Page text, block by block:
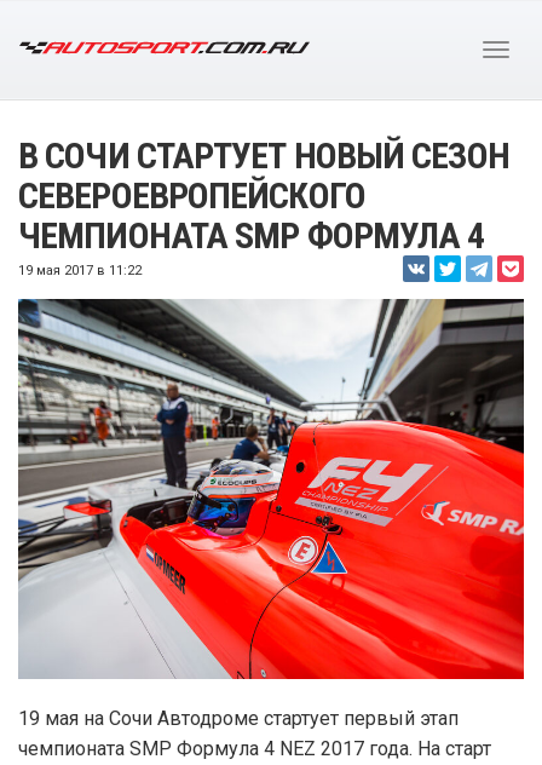
В СОЧИ СТАРТУЕТ НОВЫЙ СЕЗОН
СЕВЕРОЕВРОПЕЙСКОГО
ЧЕМПИОНАТА SMP ФОРМУЛА 4
19 мая 2017 в 11:22
19 мая на Сочи Автодроме стартует первый этап
чемпионата SMP Формула 4 NEZ 2017 года. На старт